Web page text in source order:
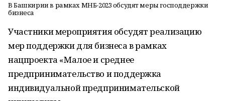
В Башкирии в рамках МНБ-2023 обсудят меры господдержки
бизнеса
Участники мероприятия обсудят реализацию
мер поддержки для бизнеса в рамках
нацпроекта «Малое и среднее
предпринимательство и поддержка
индивидуальной предпринимательской